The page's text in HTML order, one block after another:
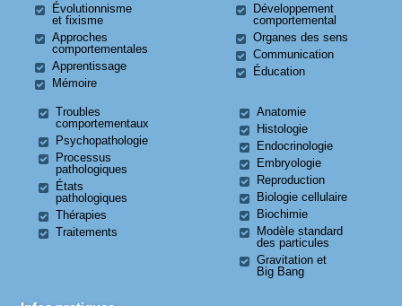
Évolutionnisme
et fixisme
Approches
comportementales
Apprentissage
Mémoire
Développement
comportemental
Organes des sens
Communication
Éducation
Troubles
comportementaux
Psychopathologie
Processus
pathologiques
États
pathologiques
Thérapies
Traitements
Anatomie
Histologie
Endocrinologie
Embryologie
Reproduction
Biologie cellulaire
Biochimie
Modèle standard
des particules
Gravitation et
Big Bang